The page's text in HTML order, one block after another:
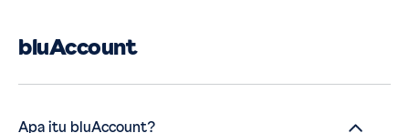
bluAccount
Apa itu bluAccount?